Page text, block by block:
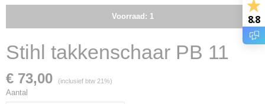
Voorraad: 1
Stihl takkenschaar PB 11
€ 73,00 (inclusief btw 21%)
Aantal
8.8